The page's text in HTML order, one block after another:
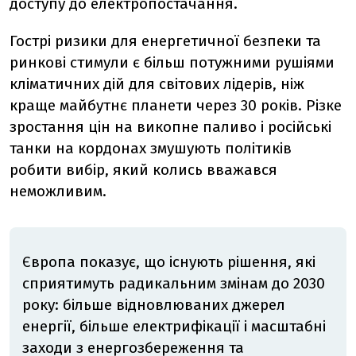
доступу до електропостачання.
Гострі ризики для енергетичної безпеки та
ринкові стимули є більш потужними рушіями
кліматичних дій для світових лідерів, ніж
краще майбутнє планети через 30 років. Різке
зростання цін на викопне паливо і російські
танки на кордонах змушують політиків
робити вибір, який колись вважався
неможливим.
Європа показує, що існують рішення, які
сприятимуть радикальним змінам до 2030
року: більше відновлюваних джерел
енергії, більше електрифікації і масштабні
заходи з енергозбереження та